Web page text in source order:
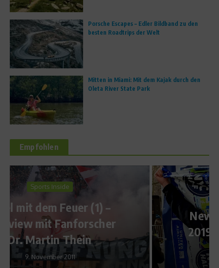
Porsche Escapes – Edler Bildband zu den
besten Roadtrips der Welt
Mitten in Miami: Mit dem Kajak durch den
Oleta River State Park
Empfohlen
New York Halbmarathon
2019 – off the Bucket List
25. März 2019